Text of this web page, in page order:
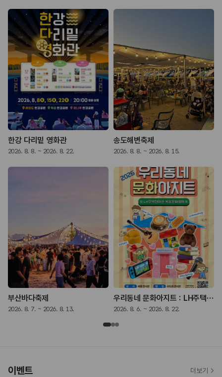
한강 다리밑 영화관
2026. 8. 8. ~ 2026. 8. 22.
송도해변축제
2026. 8. 8. ~ 2026. 8. 15.
부산바다축제
2026. 8. 7. ~ 2026. 8. 13.
우리동네 문화아지트 : LH주택전시관 복합문화행사
2026. 8. 6. ~ 2026. 8. 22.
이벤트 더보기